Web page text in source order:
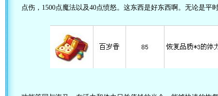
点伤，1500点魔法以及40点愤怒。这东西是好东西啊。无论是平